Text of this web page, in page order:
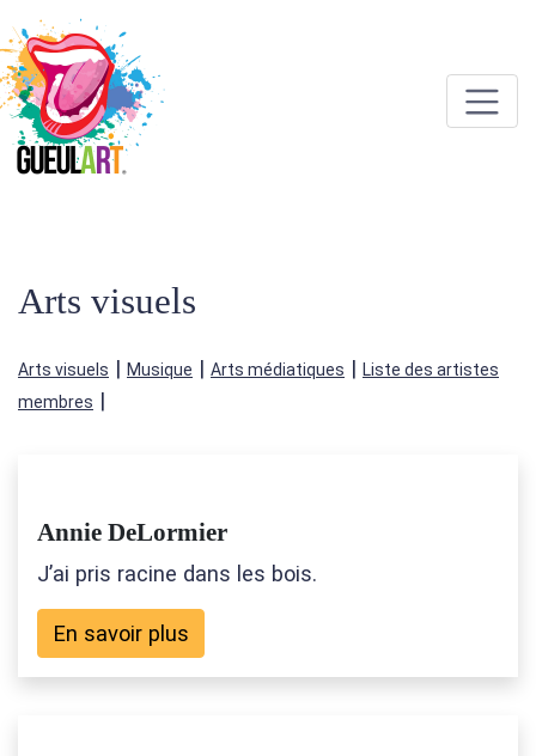
Arts visuels
Arts visuels | Musique | Arts médiatiques | Liste des artistes
membres |
Annie DeLormier
J’ai pris racine dans les bois.
En savoir plus